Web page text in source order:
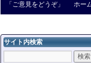
「ご意見をどうぞ」 ホー
サイト内検索